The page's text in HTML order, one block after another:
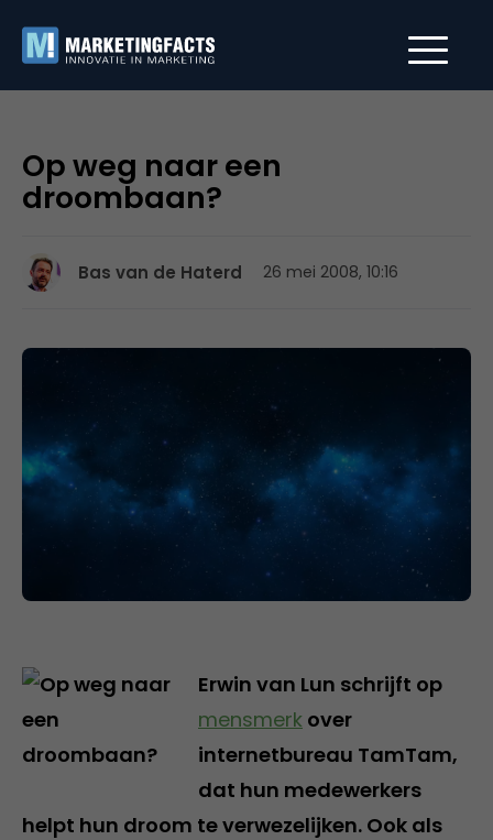
Op weg naar een
droombaan?
Bas van de Haterd 26 mei 2008, 10:16
Erwin van Lun schrijft op
mensmerk over
internetbureau TamTam,
dat hun medewerkers
helpt hun droom te verwezelijken. Ook als